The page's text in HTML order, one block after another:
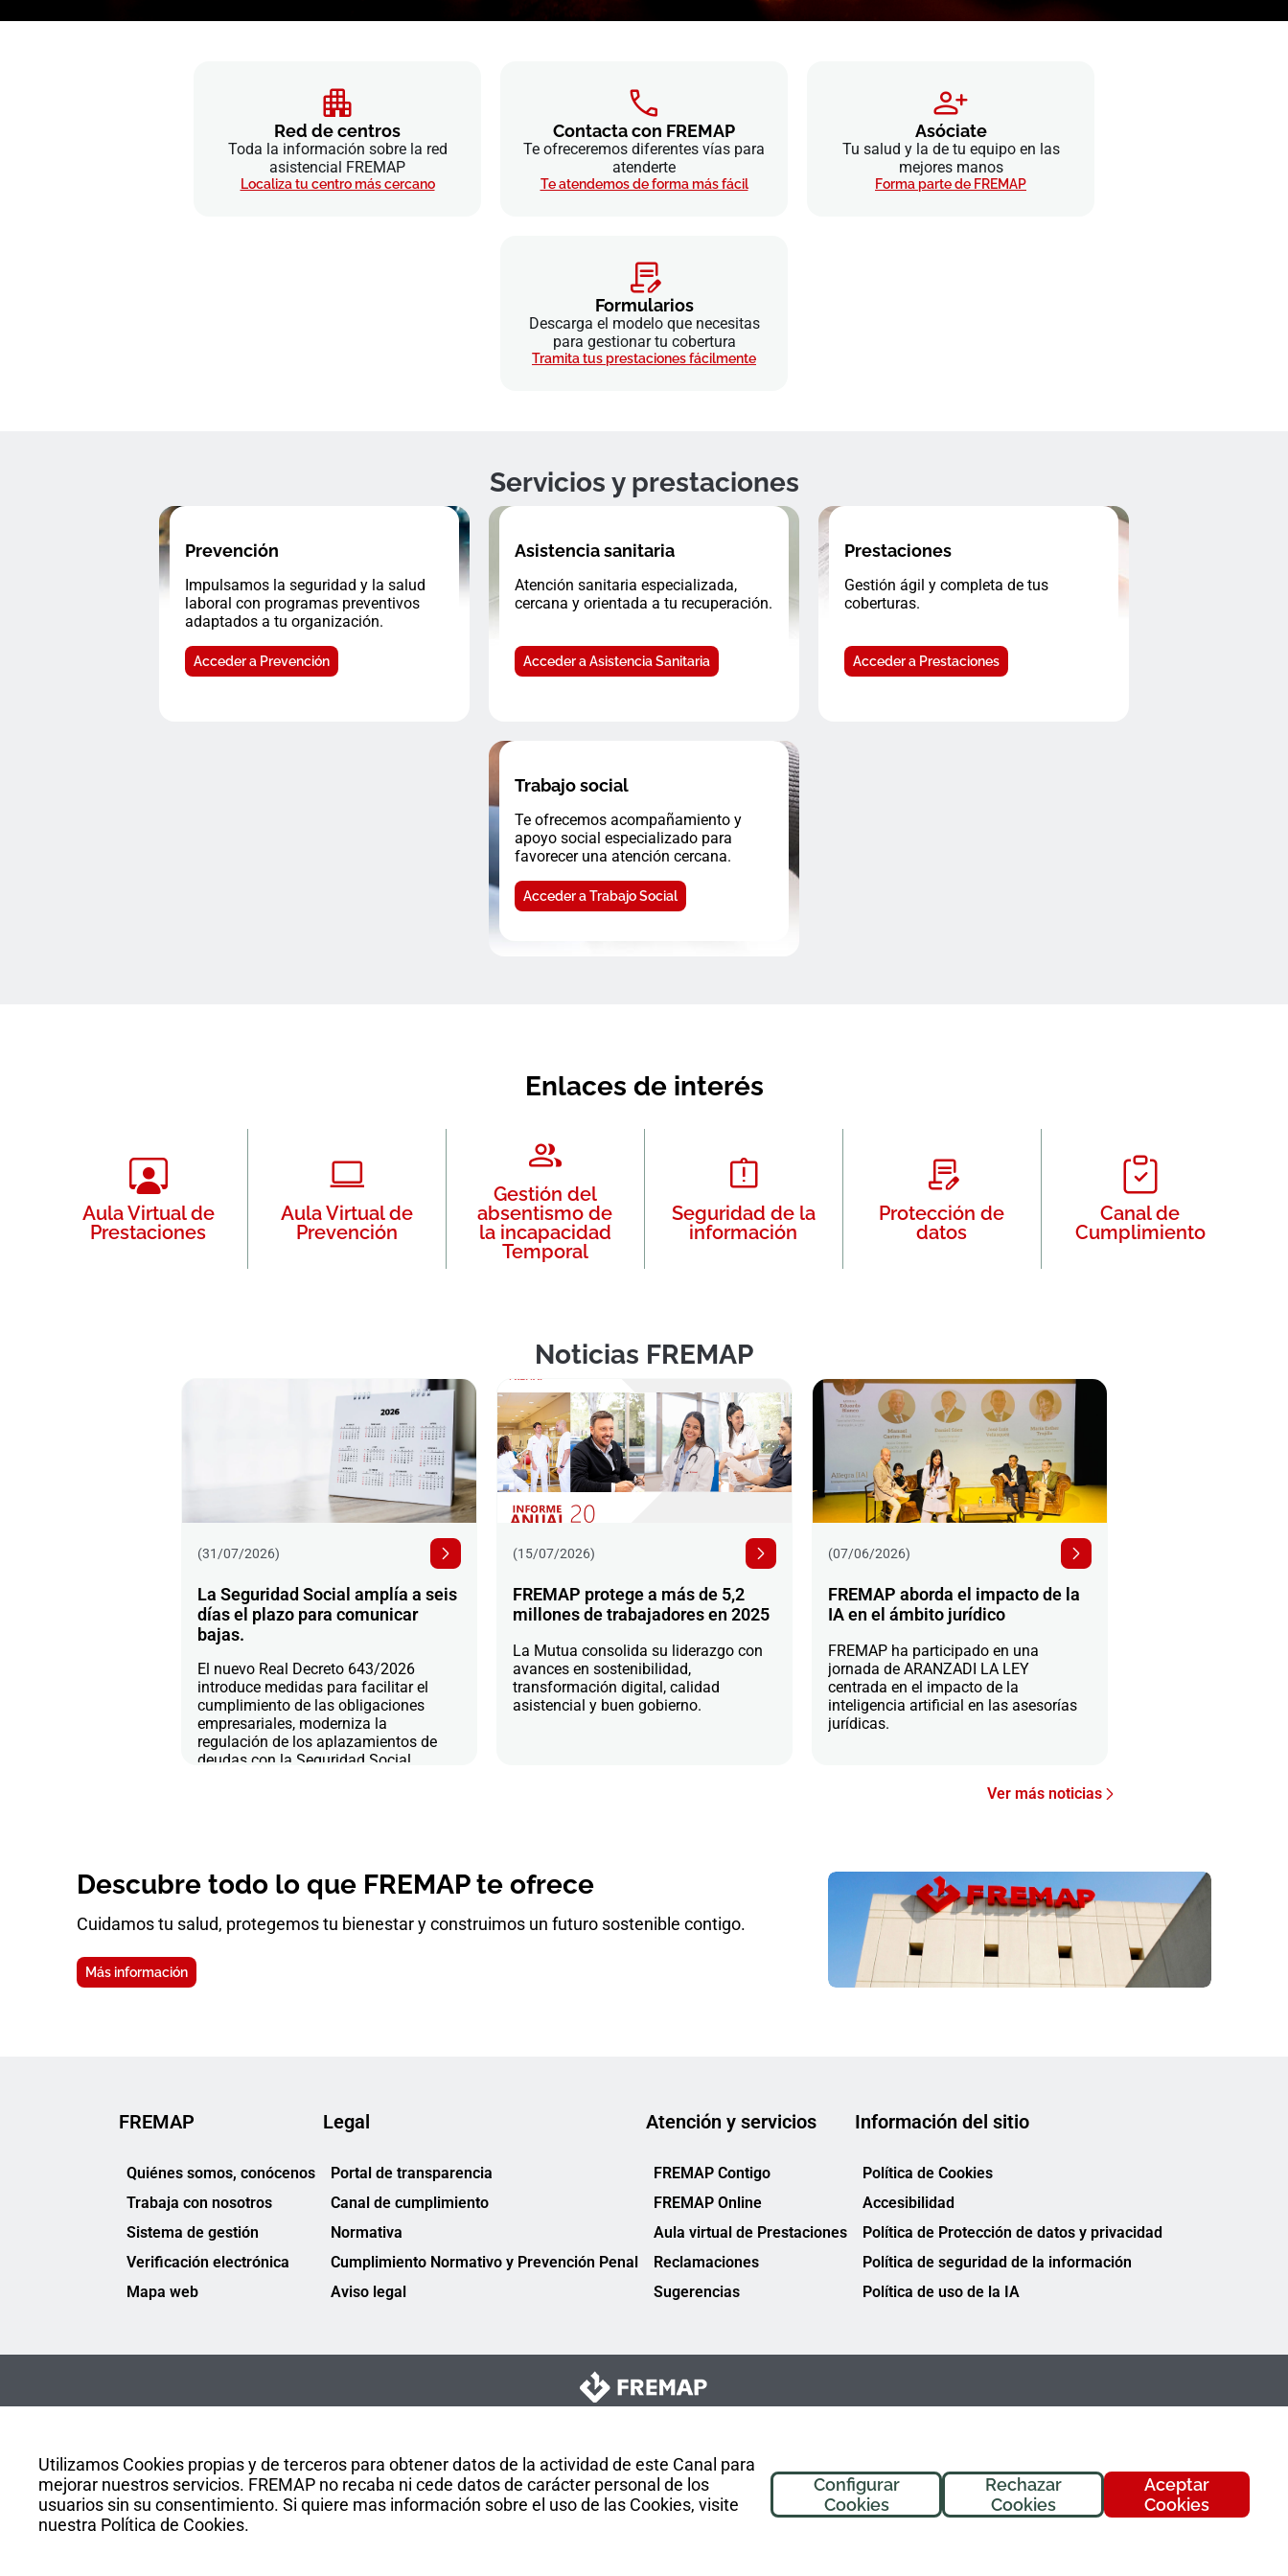
Utilizamos Cookies propias y de terceros para obtener datos de la actividad de este Canal para
mejorar nuestros servicios. FREMAP no recaba ni cede datos de carácter personal de los
usuarios sin su consentimiento. Si quiere mas información sobre el uso de las Cookies, visite
nuestra Política de Cookies.
Aceptar
Cookies
Rechazar
Cookies
Configurar
Cookies
Red de centros
Toda la información sobre la red
asistencial FREMAP
Localiza tu centro más cercano
Contacta con FREMAP
Te ofreceremos diferentes vías para
atenderte
Te atendemos de forma más fácil
Asóciate
Tu salud y la de tu equipo en las
mejores manos
Forma parte de FREMAP
Formularios
Descarga el modelo que necesitas
para gestionar tu cobertura
Tramita tus prestaciones fácilmente
Servicios y prestaciones
Prevención
Impulsamos la seguridad y la salud
laboral con programas preventivos
adaptados a tu organización.
Acceder a Prevención
Asistencia sanitaria
Atención sanitaria especializada,
cercana y orientada a tu recuperación.
Acceder a Asistencia Sanitaria
Prestaciones
Gestión ágil y completa de tus
coberturas.
Acceder a Prestaciones
Trabajo social
Te ofrecemos acompañamiento y
apoyo social especializado para
favorecer una atención cercana.
Acceder a Trabajo Social
Enlaces de interés
Aula Virtual de
Prestaciones
Aula Virtual de
Prevención
Gestión del
absentismo de
la incapacidad
Temporal
Seguridad de la
información
Protección de
datos
Canal de
Cumplimiento
Noticias FREMAP
(31/07/2026)
La Seguridad Social amplía a seis
días el plazo para comunicar
bajas.
El nuevo Real Decreto 643/2026
introduce medidas para facilitar el
cumplimiento de las obligaciones
empresariales, moderniza la
regulación de los aplazamientos de
deudas con la Seguridad Social
(15/07/2026)
FREMAP protege a más de 5,2
millones de trabajadores en 2025
La Mutua consolida su liderazgo con
avances en sostenibilidad,
transformación digital, calidad
asistencial y buen gobierno.
(07/06/2026)
FREMAP aborda el impacto de la
IA en el ámbito jurídico
FREMAP ha participado en una
jornada de ARANZADI LA LEY
centrada en el impacto de la
inteligencia artificial en las asesorías
jurídicas.
Ver más noticias
Descubre todo lo que FREMAP te ofrece
Cuidamos tu salud, protegemos tu bienestar y construimos un futuro sostenible contigo.
Más información
¡Hola! Soy
, tu asistente de
FREMAP. ¿En qué puedo ayudarte
hoy?
FREMAP
Quiénes somos, conócenos
Trabaja con nosotros
Sistema de gestión
Verificación electrónica
Mapa web
Legal
Portal de transparencia
Canal de cumplimiento
Normativa
Cumplimiento Normativo y Prevención Penal
Aviso legal
Atención y servicios
FREMAP Contigo
FREMAP Online
Aula virtual de Prestaciones
Reclamaciones
Sugerencias
Información del sitio
Política de Cookies
Accesibilidad
Política de Protección de datos y privacidad
Política de seguridad de la información
Política de uso de la IA